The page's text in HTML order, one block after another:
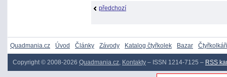
předchozí
Quadmania.cz Úvod Články Závody Katalog čtyřkolek Bazar Čtyřkolkáři
Copyright © 2008-2026 Quadmania.cz, Kontakty – ISSN 1214-7125 – RSS